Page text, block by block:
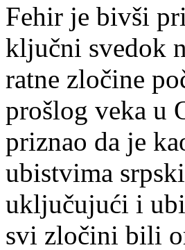
Fehir je bivši
ključni svedok
ratne zločine
prošlog veka u
priznao da je
ubistvima
uključujući i
svi zločini bili